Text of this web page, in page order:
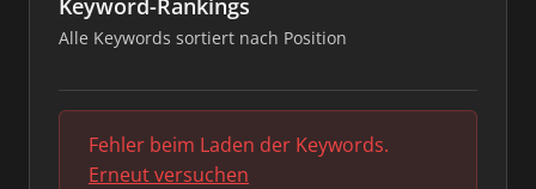
Keyword-Rankings
Alle Keywords sortiert nach Position
Fehler beim Laden der Keywords.
Erneut versuchen